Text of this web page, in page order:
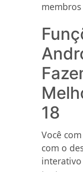
18
Você
com o